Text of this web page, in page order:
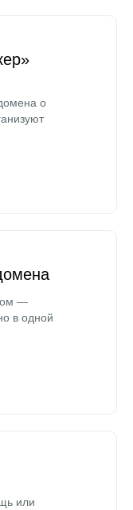
о
—
в одной
или